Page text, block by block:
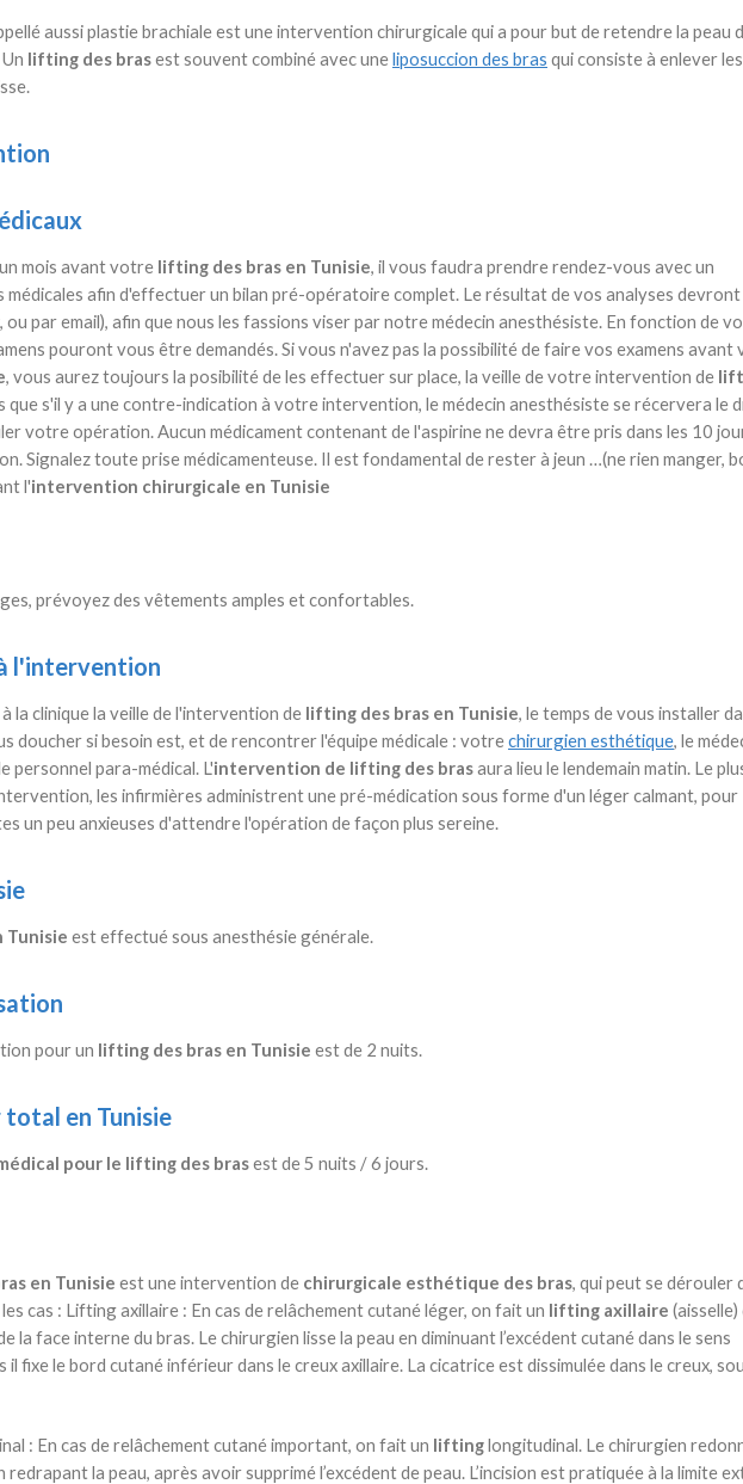
aussi plastie brachiale est une intervention chirurgicale qui a pour but de retendre la peau
lifting des brasest souvent combiné avec uneliposuccion des bras qui consiste à enlever les
mois avant votre lifting des bras en Tunisie, il vous faudra prendre rendez-vous avec un
afin d'effectuer un bilan pré-opératoire complet. Le résultat de vos analyses devront
par email), afin que nous les fassions viser par notre médecin anesthésiste. En fonction de
pouront vous être demandés. Si vous n'avez pas la possibilité de faire vos examens avant
, vous aurez toujours la posibilité de les effectuer sur place, la veille de votre intervention de
que s'il y a une contre-indication à votre intervention, le médecin anesthésiste se récervera le
votre opération. Aucun médicament contenant de l'aspirine ne devra être pris dans les 10
Signalez toute prise médicamenteuse. Il est fondamental de rester à jeun …(ne rien manger,
l'intervention chirurgicale en Tunisie
prévoyez des vêtements amples et confortables.
l'intervention
la clinique la veille de l'intervention de lifting des bras en Tunisie, le temps de vous installer
doucher si besoin est, et de rencontrer l'équipe médicale : votrechirurgien esthétique, le
personnel para-médical. L'intervention de lifting des brasaura lieu le lendemain matin. Le
les infirmières administrent une pré-médication sous forme d'un léger calmant, pour
un peu anxieuses d'attendre l'opération de façon plus sereine.
Tunisie est effectué sous anesthésie générale.
pour un lifting des bras en Tunisie est de 2 nuits.
total en Tunisie
pour le lifting des brasest de 5 nuits / 6 jours.
en Tunisie est une intervention de chirurgicale esthétique des bras, qui peut se dérouler
cas : Lifting axillaire : En cas de relâchement cutané léger, on fait un lifting axillaire (aisselle)
la face interne du bras. Le chirurgien lisse la peau en diminuant l’excédent cutané dans le sens
il fixe le bord cutané inférieur dans le creux axillaire. La cicatrice est dissimulée dans le creux,
: En cas de relâchement cutané important, on fait un liftinglongitudinal. Le chirurgien
redrapant la peau, après avoir supprimé l’excédent de peau. L’incision est pratiquée à la limite